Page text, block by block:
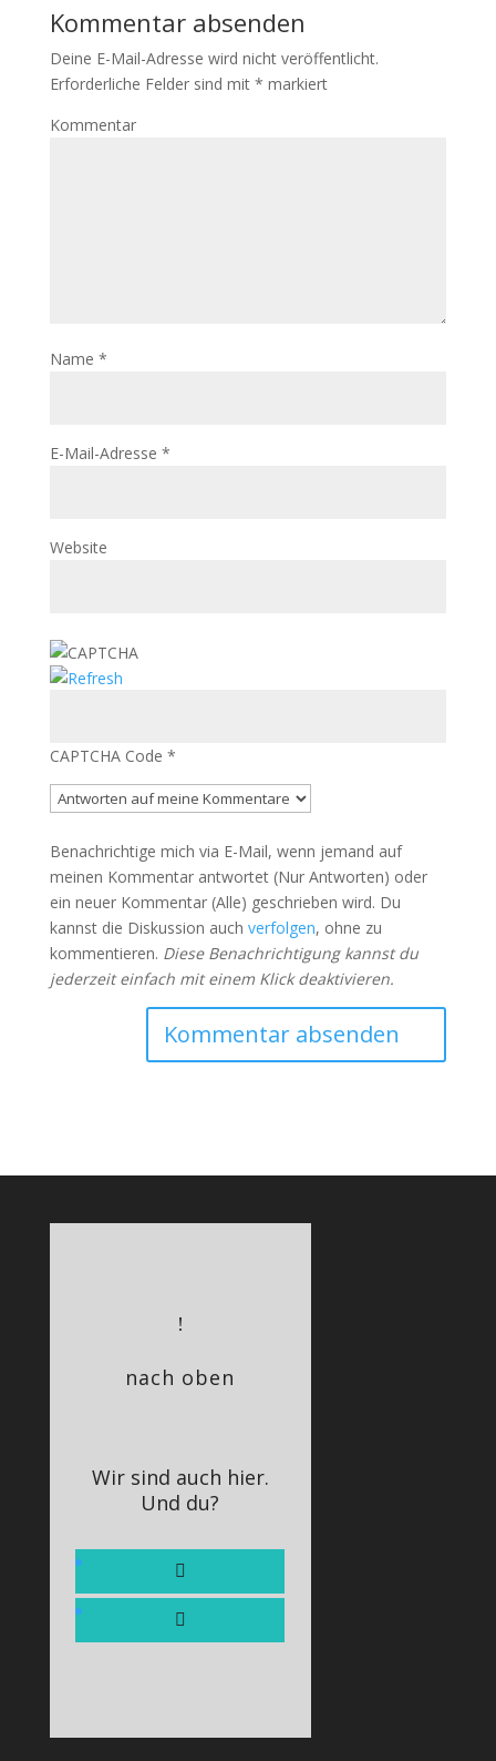
Kommentar absenden
Deine E-Mail-Adresse wird nicht veröffentlicht.
Erforderliche Felder sind mit * markiert
Kommentar
Name *
E-Mail-Adresse *
Website
CAPTCHA Code *
Benachrichtige mich via E-Mail, wenn jemand auf
meinen Kommentar antwortet (Nur Antworten) oder
ein neuer Kommentar (Alle) geschrieben wird. Du
kannst die Diskussion auch verfolgen, ohne zu
kommentieren. Diese Benachrichtigung kannst du
jederzeit einfach mit einem Klick deaktivieren.
!
nach oben
Wir sind auch hier.
Und du?